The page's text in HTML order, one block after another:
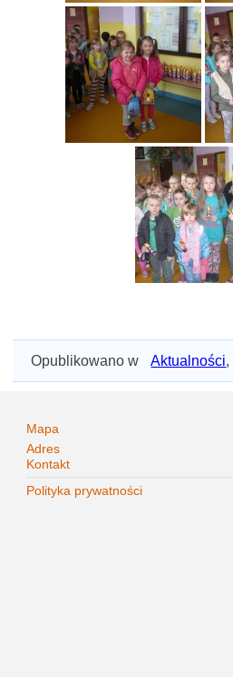
Opublikowano w Aktualności,
Mapa
Adres
Kontakt
Polityka prywatności